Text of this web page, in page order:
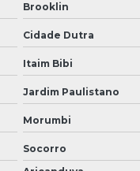
Brooklin
Cidade Dutra
Itaim Bibi
Jardim Paulistano
Morumbi
Socorro